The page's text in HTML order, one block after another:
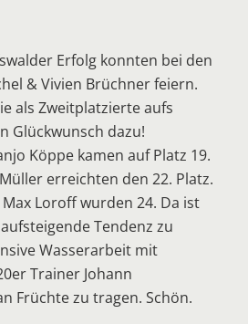
Erfolg konnten bei den
& Vivien Brüchner feiern.
als Zweitplatzierte aufs
Glückwunsch dazu!
Köppe kamen auf Platz 19.
erreichten den 22. Platz.
Loroff wurden 24. Da ist
Tendenz zu
Wasserarbeit mit
Trainer Johann
Früchte zu tragen. Schön.